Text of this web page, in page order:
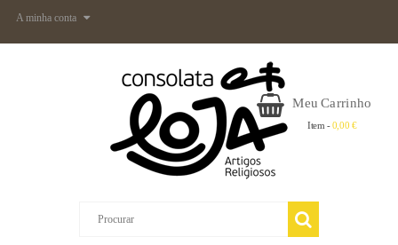
A minha conta
Meu Carrinho
Item - 0,00 €